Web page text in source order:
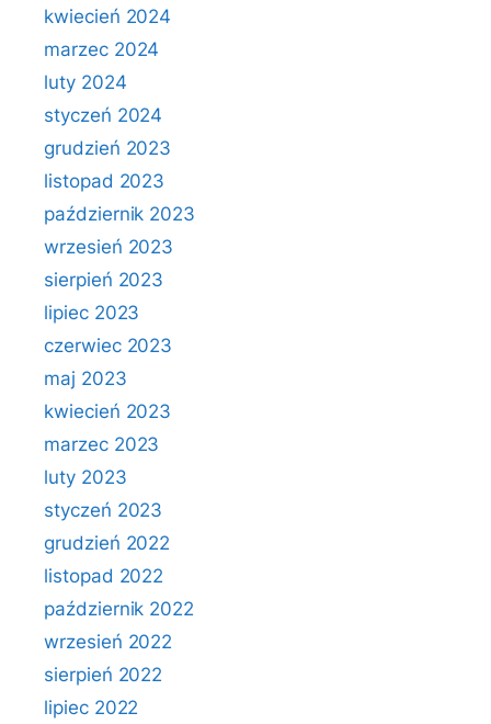
kwiecień 2024
marzec 2024
luty 2024
styczeń 2024
grudzień 2023
listopad 2023
październik 2023
wrzesień 2023
sierpień 2023
lipiec 2023
czerwiec 2023
maj 2023
kwiecień 2023
marzec 2023
luty 2023
styczeń 2023
grudzień 2022
listopad 2022
październik 2022
wrzesień 2022
sierpień 2022
lipiec 2022